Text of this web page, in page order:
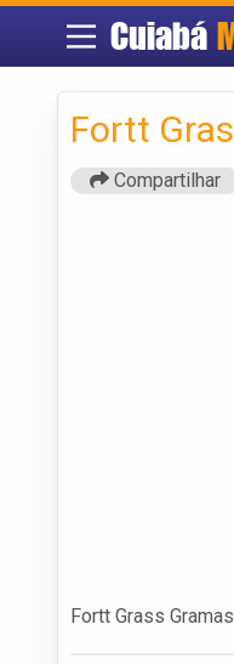
Cuiabá
Fortt
Compartilhar
Fortt Grass